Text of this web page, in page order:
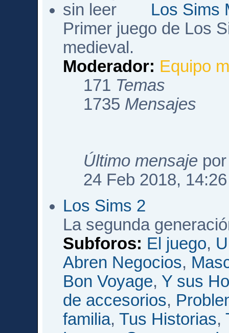
Los Sims
Primer juego de Los
medieval.
Moderador: Equipo
171 Temas
1735 Mensajes
Último mensaje
24 Feb 2018, 14:26
Los Sims 2
La segunda
Subforos: El juego,
Abren Negocios,
Bon Voyage, Y sus
de accesorios,
familia,Tus Historias,